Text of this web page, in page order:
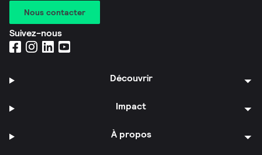
Nous contacter
Suivez-nous
Découvrir
Impact
À propos